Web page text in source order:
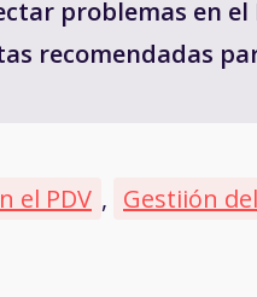
problemas en el
recomendadas
el PDV , Gestiión